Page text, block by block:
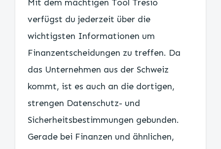
Mit dem mächtigen Tool Tresio
verfügst du jederzeit über die
wichtigsten Informationen um
Finanzentscheidungen zu treffen. Da
das Unternehmen aus der Schweiz
kommt, ist es auch an die dortigen,
strengen Datenschutz- und
Sicherheitsbestimmungen gebunden.
Gerade bei Finanzen und ähnlichen,